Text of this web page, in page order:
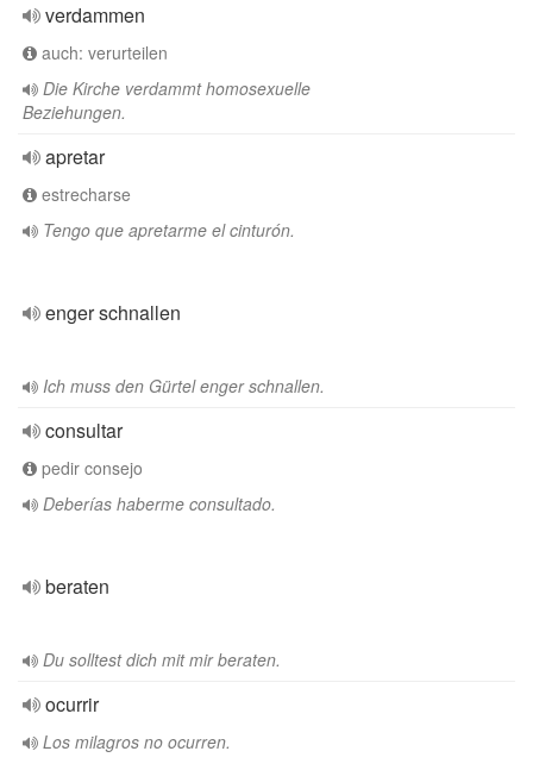
verdammen
auch: verurteilen
Die Kirche verdammt homosexuelle
Beziehungen.
apretar
estrecharse
Tengo que apretarme el cinturón.
enger schnallen
Ich muss den Gürtel enger schnallen.
consultar
pedir consejo
Deberías haberme consultado.
beraten
Du solltest dich mit mir beraten.
ocurrir
Los milagros no ocurren.